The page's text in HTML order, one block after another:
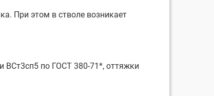
При этом в стволе возникает
ВСт3сп5 по ГОСТ 380-71*, оттяжки